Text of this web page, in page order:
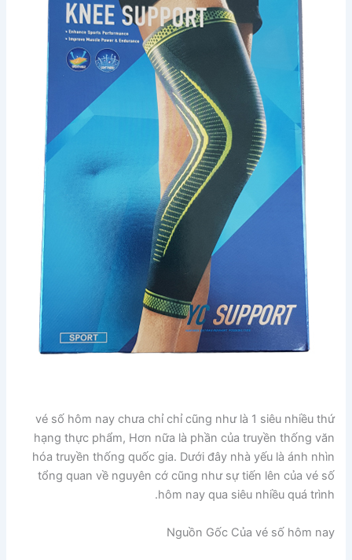
vé số hôm nay chưa chỉ chỉ cũng như là 1 siêu nhiều thứ
hạng thực phẩm, Hơn nữa là phần của truyền thống văn
hóa truyền thống quốc gia. Dưới đây nhà yếu là ánh nhìn
tổng quan về nguyên cớ cũng như sự tiến lên của vé số
hôm nay qua siêu nhiều quá trình.
Nguồn Gốc Của vé số hôm nay